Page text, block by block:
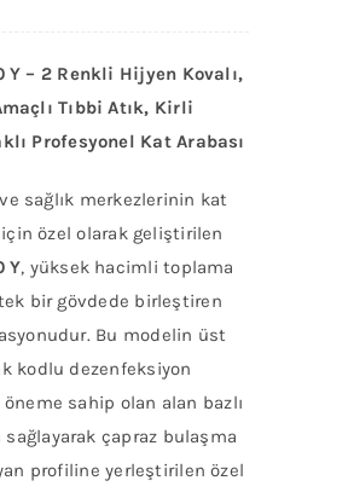
Y – 2 Renkli Hijyen Kovalı,
Tıbbi Atık, Kirli
Profesyonel Kat Arabası
sağlık merkezlerinin kat
özel olarak geliştirilen
Y, yüksek hacimli toplama
bir gövdede birleştiren
Bu modelin üst
kodlu dezenfeksiyon
sahip olan alan bazlı
çapraz bulaşma
profiline yerleştirilen özel